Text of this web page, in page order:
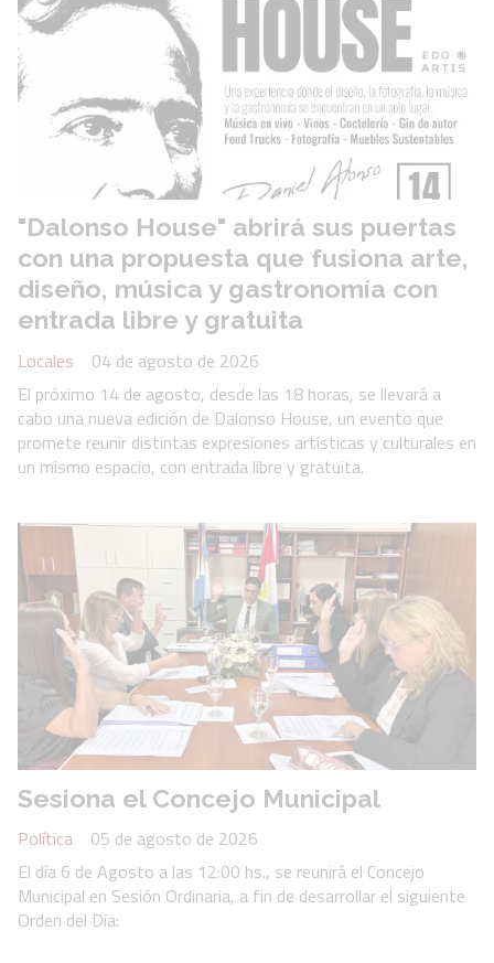
"Dalonso House" abrirá sus puertas
con una propuesta que fusiona arte,
diseño, música y gastronomía con
entrada libre y gratuita
Locales
04 de agosto de 2026
El próximo 14 de agosto, desde las 18 horas, se llevará a
cabo una nueva edición de Dalonso House, un evento que
promete reunir distintas expresiones artísticas y culturales en
un mismo espacio, con entrada libre y gratuita.
Sesiona el Concejo Municipal
Política
05 de agosto de 2026
El día 6 de Agosto a las 12:00 hs., se reunirá el Concejo
Municipal en Sesión Ordinaria, a fin de desarrollar el siguiente
Orden del Día: